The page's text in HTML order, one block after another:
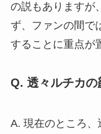
の説もありますが
ず、ファンの間で
することに重点が
Q. 透々ルチカの
A. 現在のところ